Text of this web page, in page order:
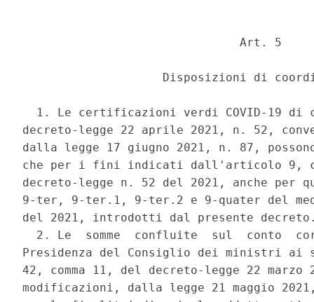
                               Art. 5
Disposizioni di
1. Le certificazioni verdi COVID-19 di
decreto-legge 22 aprile 2021, n. 52,
dalla legge 17 giugno 2021, n. 87,
che per i fini indicati dall'articolo 9,
decreto-legge n. 52 del 2021, anche
9-ter, 9-ter.1, 9-ter.2 e 9-quater del
del 2021, introdotti dal presente
2. Le  somme  confluite  sul  conto
Presidenza del Consiglio dei ministri
42, comma 11, del decreto-legge 22
modificazioni, dalla legge 21 maggio